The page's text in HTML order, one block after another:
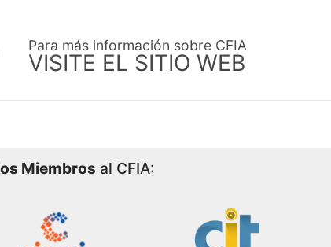
Para más información sobre CFIA
VISITE EL SITIO WEB
Miembros al CFIA: